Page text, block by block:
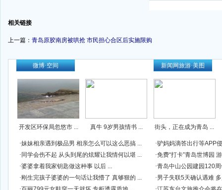
相关链接
上一篇： 青岛原胶南房被哄抢 市民担心合区后实施限购